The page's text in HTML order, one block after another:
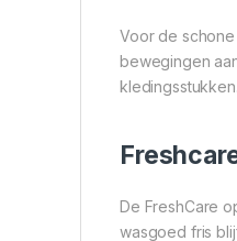
Voor de
bewegingen
kledingsstukken.
De FreshCare
wasgoed fris